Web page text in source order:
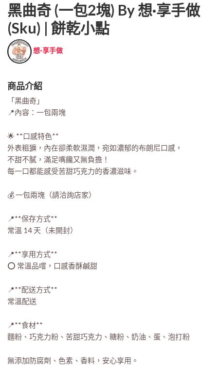
黑曲奇 (一包2塊) By 想·享手做
(sku) | 餅乾小點
想·享手做
商品介紹
「黑曲奇」
📍內容：一包兩塊
🌟 **口感特色**
外表粗獷，內在卻柔軟濕潤，宛如濃郁的布朗尼口感，
不甜不膩，滿足嘴饞又無負擔！
每一口都能感受苦甜巧克力的香濃滋味。
💰 一包兩塊（請洽詢店家）
📍**保存方式**
常溫 14 天（未開封）
📍**享用方式**
⭕ 常溫品嚐，口感香酥鹹甜
📍**配送方式**
常溫配送
📍**食材**
麵粉、巧克力粉、苦甜巧克力、糖粉、奶油、蛋、泡打粉
無添加防腐劑、色素、香料，安心享用。